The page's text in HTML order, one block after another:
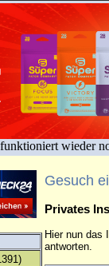
wieder
Gesuch
Privates
Hier nun das
antworten.